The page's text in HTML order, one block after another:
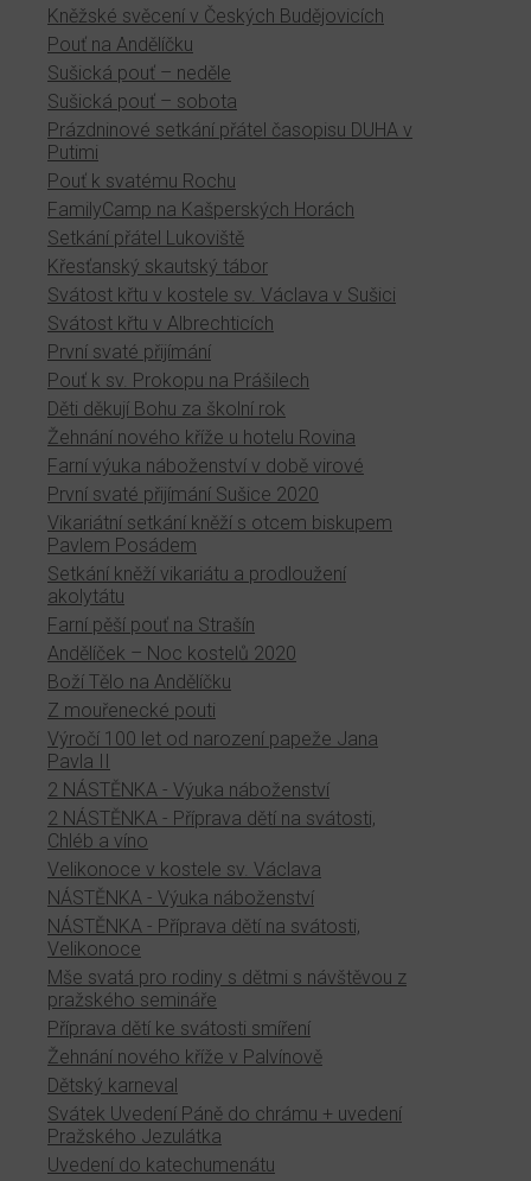
Kněžské svěcení v Českých Budějovicích
Pouť na Andělíčku
Sušická pouť – neděle
Sušická pouť – sobota
Prázdninové setkání přátel časopisu DUHA v
Putimi
Pouť k svatému Rochu
FamilyCamp na Kašperských Horách
Setkání přátel Lukoviště
Křesťanský skautský tábor
Svátost křtu v kostele sv. Václava v Sušici
Svátost křtu v Albrechticích
První svaté přijímání
Pouť k sv. Prokopu na Prášilech
Děti děkují Bohu za školní rok
Žehnání nového kříže u hotelu Rovina
Farní výuka náboženství v době virové
První svaté přijímání Sušice 2020
Vikariátní setkání kněží s otcem biskupem
Pavlem Posádem
Setkání kněží vikariátu a prodloužení
akolytátu
Farní pěší pouť na Strašín
Andělíček – Noc kostelů 2020
Boží Tělo na Andělíčku
Z mouřenecké pouti
Výročí 100 let od narození papeže Jana
Pavla II
2 NÁSTĚNKA - Výuka náboženství
2 NÁSTĚNKA - Příprava dětí na svátosti,
Chléb a víno
Velikonoce v kostele sv. Václava
NÁSTĚNKA - Výuka náboženství
NÁSTĚNKA - Příprava dětí na svátosti,
Velikonoce
Mše svatá pro rodiny s dětmi s návštěvou z
pražského semináře
Příprava dětí ke svátosti smíření
Žehnání nového kříže v Palvínově
Dětský karneval
Svátek Uvedení Páně do chrámu + uvedení
Pražského Jezulátka
Uvedení do katechumenátu